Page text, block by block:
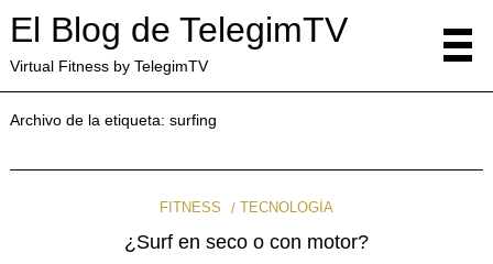
El Blog de TelegimTV
Virtual Fitness by TelegimTV
Archivo de la etiqueta: surfing
FITNESS TECNOLOGÍA
¿Surf en seco o con motor?